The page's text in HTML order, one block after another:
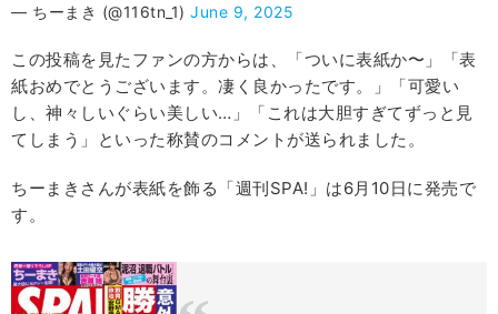
— ちーまき (@116tn_1) June 9, 2025
この投稿を見たファンの方からは、「ついに表紙か〜」「表
紙おめでとうございます。凄く良かったです。」「可愛い
し、神々しいぐらい美しい…」「これは大胆すぎてずっと見
てしまう」といった称賛のコメントが送られました。
ちーまきさんが表紙を飾る「週刊SPA!」は6月10日に発売で
す。